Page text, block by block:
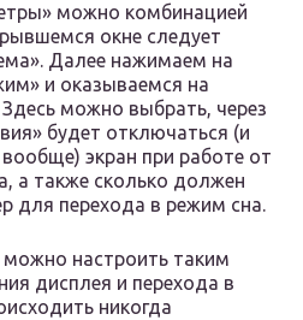
можно комбинацией
окне следует
Далее нажимаем на
и оказываемся на
Здесь можно выбрать, через
будет отключаться (и
экран при работе от
а также сколько должен
для перехода в режим сна.
можно настроить таким
дисплея и перехода в
никогда